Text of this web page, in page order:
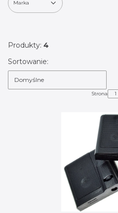
Marka
Produkty: 4
Lista produktów
Sortowanie:
Domyślne
Strona